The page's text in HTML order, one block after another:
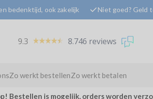
bedenktijd, ook zakelijk Niet goed? Geld
9.3 8.746 reviews
Zo werkt bestellenZo werkt betalen
Bestellen is mogelijk, orders worden